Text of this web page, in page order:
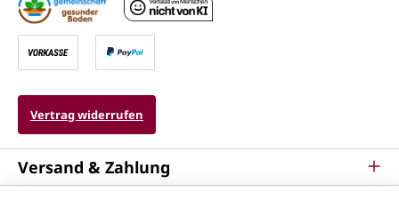
Vertrag widerrufen
Versand & Zahlung